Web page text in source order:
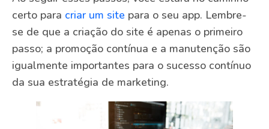
certo para criar um site para o seu app. Lembre-
se de que a criação do site é apenas o primeiro
passo; a promoção contínua e a manutenção são
igualmente importantes para o sucesso contínuo
da sua estratégia de marketing.